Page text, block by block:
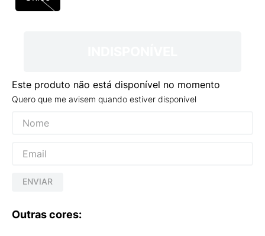
Este produto não está disponível no momento
Quero que me avisem quando estiver disponível
ENVIAR
Outras cores:
NEW 530